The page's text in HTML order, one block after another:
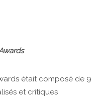
était composé de 9
et critiques